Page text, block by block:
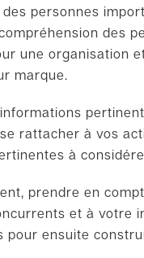
personnes
des
une organisation
marque.
rattacher à vos
à
prendre en
et à votre
pour ensuite